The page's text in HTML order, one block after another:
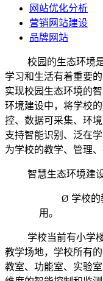
网站优化分析
营销网站建设
品牌网站
校园的生态环境
学习和生活有着重要
实现校园生态环境的
环境建设中，将学校
控、数据可采集、环
支持智能识别、泛在
为学校的教学、管理
智慧生态环境建
Ø 学校的
用。
学校当前有小学
教学场地，学校所有
教室、功能室、实验